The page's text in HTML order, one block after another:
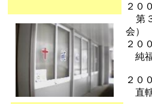
２０
第
会）
２０
純
２０
直